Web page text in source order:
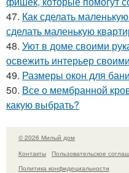
47. Как сделать
сделать маленькую
48. Уют в доме своими
освежить интерьер
49. Размеры окон для
50. Все о мембранной
какую выбрать?
© 2026 Милый дом
Контакты
Пользовательское
Политика конфидециальности